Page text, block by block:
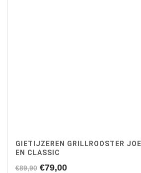
GIETIJZEREN GRILLROOSTER
EN CLASSIC
€89,90 Oorspronkelijke
€79,00Huidige